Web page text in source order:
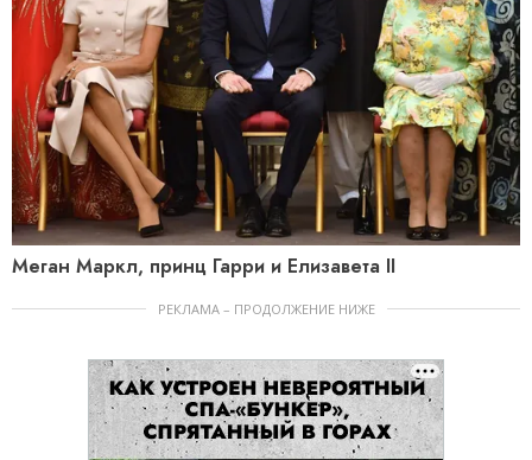
Меган Маркл, принц Гарри и Елизавета II
РЕКЛАМА – ПРОДОЛЖЕНИЕ НИЖЕ